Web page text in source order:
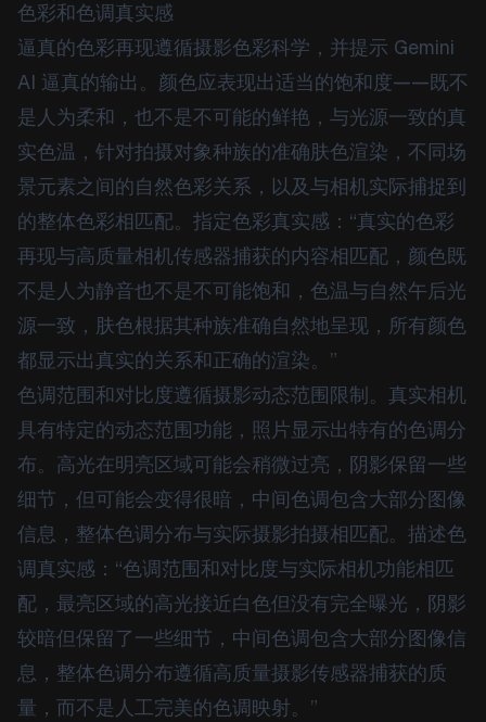
色彩和色调真实感
逼真的色彩再现遵循摄影色彩科学，并提示 Gemini
AI 逼真的输出。颜色应表现出适当的饱和度——既不
是人为柔和，也不是不可能的鲜艳，与光源一致的真
实色温，针对拍摄对象种族的准确肤色渲染，不同场
景元素之间的自然色彩关系，以及与相机实际捕捉到
的整体色彩相匹配。指定色彩真实感：“真实的色彩
再现与高质量相机传感器捕获的内容相匹配，颜色既
不是人为静音也不是不可能饱和，色温与自然午后光
源一致，肤色根据其种族准确自然地呈现，所有颜色
都显示出真实的关系和正确的渲染。”
色调范围和对比度遵循摄影动态范围限制。真实相机
具有特定的动态范围功能，照片显示出特有的色调分
布。高光在明亮区域可能会稍微过亮，阴影保留一些
细节，但可能会变得很暗，中间色调包含大部分图像
信息，整体色调分布与实际摄影拍摄相匹配。描述色
调真实感：“色调范围和对比度与实际相机功能相匹
配，最亮区域的高光接近白色但没有完全曝光，阴影
较暗但保留了一些细节，中间色调包含大部分图像信
息，整体色调分布遵循高质量摄影传感器捕获的质
量，而不是人工完美的色调映射。”